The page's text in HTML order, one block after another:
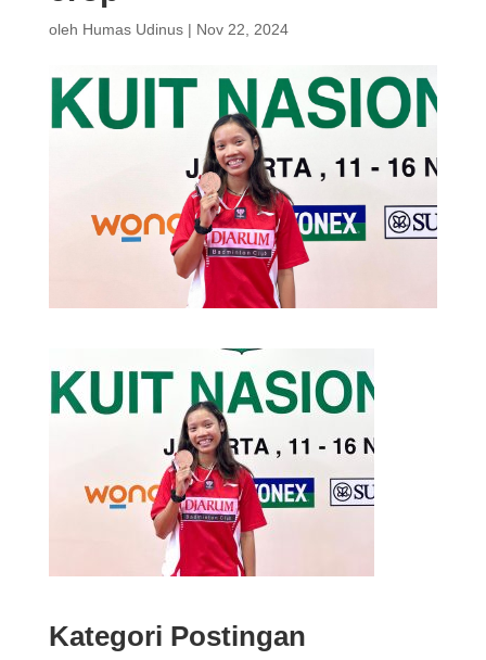
oleh Humas Udinus| Nov 22, 2024
Kategori Postingan